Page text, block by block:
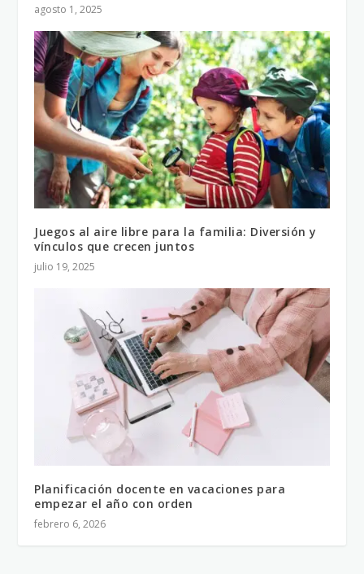
agosto 1, 2025
Juegos al aire libre para la familia: Diversión y
vínculos que crecen juntos
julio 19, 2025
Planificación docente en vacaciones para
empezar el año con orden
febrero 6, 2026